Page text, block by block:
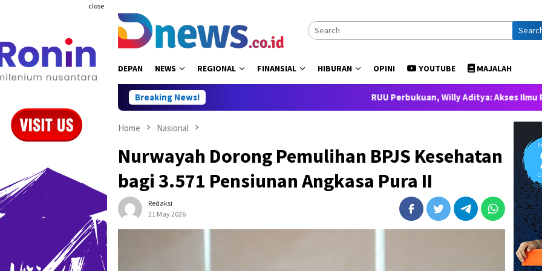
close
DEPAN NEWS REGIONAL FINANSIAL HIBURAN OPINI YOUTUBE MAJALAH
Breaking News! RUU Perbukuan, Willy Aditya: Akses Ilmu Pengetahuan
Home Nasional
Nurwayah Dorong Pemulihan BPJS Kesehatan
bagi 3.571 Pensiunan Angkasa Pura II
Redaksi
21 May 2026